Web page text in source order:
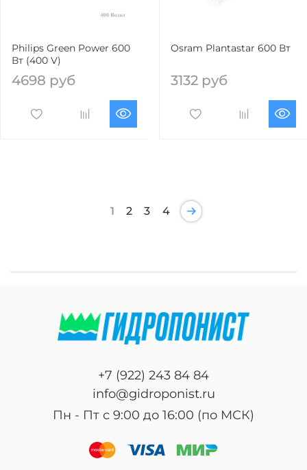
Philips Green Power 600
Вт (400 V)
4698 руб
Osram Plantastar 600 Вт
3132 руб
1 2 3 4
+7 (922) 243 84 84
info@gidroponist.ru
Пн - Пт с 9:00 до 16:00 (по МСК)